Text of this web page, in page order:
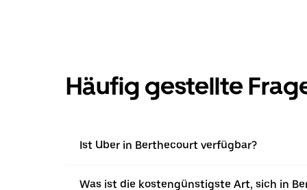
Häufig gestellte
Ist Uber in Berthecourt verfügbar?
Was ist die kostengünstigste Art, sich in